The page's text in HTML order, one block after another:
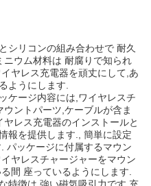
シリコンの組み合わせで 耐久
ウム材料は 耐腐りで知られ
ヤレス充電器を頑丈にして,あ
ようにします.
ケージ内容には,ワイヤレスチ
ントパーツ,ケーブルが含ま
レス充電器のインストールと
報を提供します., 簡単に設定
パッケージに付属するマウン
ヤレスチャージャーをマウン
間 座っているようにします.